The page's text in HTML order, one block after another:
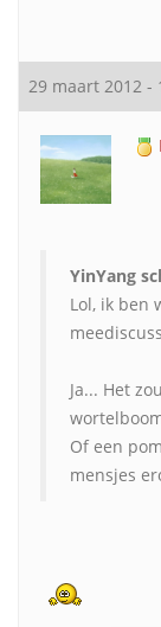
29 maart 2012 -
YinYang
Lol, ik ben
Ja... Het
Of een
mensjes